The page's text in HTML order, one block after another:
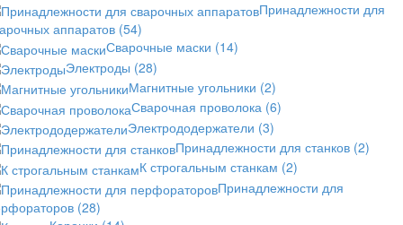
Принадлежности для
аппаратов (54)
Сварочные маски (14)
Электроды (28)
Магнитные угольники (2)
Сварочная проволока (6)
Электрододержатели (3)
Принадлежности для станков (2)
К строгальным станкам (2)
Принадлежности для
(28)